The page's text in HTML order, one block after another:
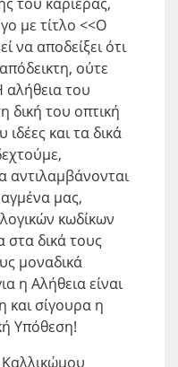
με τίτλο <<Ο
να αποδείξει ότι
ούτε
αλήθεια του
δική του οπτική
ιδέες και τα δικά
αντιλαμβάνονται
μας,
κωδίκων
δικά τους
μοναδικά
η Αλήθεια είναι
και σίγουρα η
Υπόθεση!